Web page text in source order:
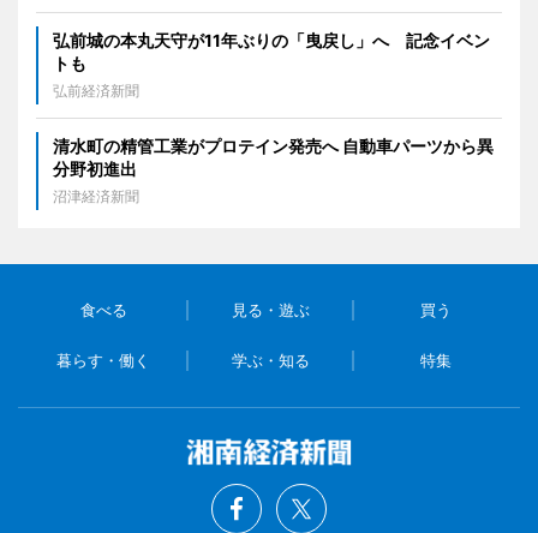
弘前城の本丸天守が11年ぶりの「曳戻し」へ 記念イベン
トも
弘前経済新聞
清水町の精管工業がプロテイン発売へ 自動車パーツから異
分野初進出
沼津経済新聞
食べる 見る・遊ぶ 買う
暮らす・働く 学ぶ・知る 特集